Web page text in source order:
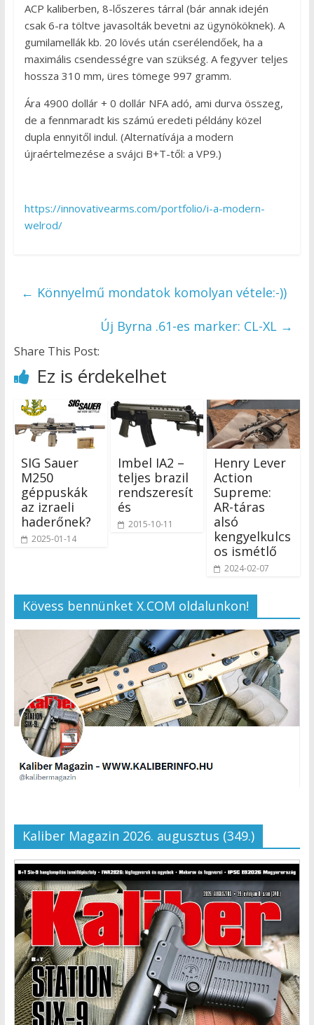
ACP kaliberben, 8-lőszeres tárral (bár annak idején
csak 6-ra töltve javasolták bevetni az ügynököknek). A
gumilamellák kb. 20 lövés után cserélendőek, ha a
maximális csendességre van szükség. A fegyver teljes
hossza 310 mm, üres tömege 997 gramm.
Ára 4900 dollár + 0 dollár NFA adó, ami durva összeg,
de a fennmaradt kis számú eredeti példány közel
dupla ennyitől indul. (Alternatívája a modern
újraértelmezése a svájci B+T-től: a VP9.)
https://innovativearms.com/portfolio/i-a-modern-
welrod/
← Könnyelmű mondatok komolyan vétele:-))
Új Byrna .61-es marker: CL-XL →
Share This Post:
Ez is érdekelhet
SIG Sauer
M250
géppuskák
az izraeli
haderőnek?
2025-01-14
Imbel IA2 –
teljes brazil
rendszeresít
és
2015-10-11
Henry Lever
Action
Supreme:
AR-táras
alsó
kengyelkulcs
os ismétlő
2024-02-07
Kövess bennünket X.COM oldalunkon!
Kaliber Magazin 2026. augusztus (349.)